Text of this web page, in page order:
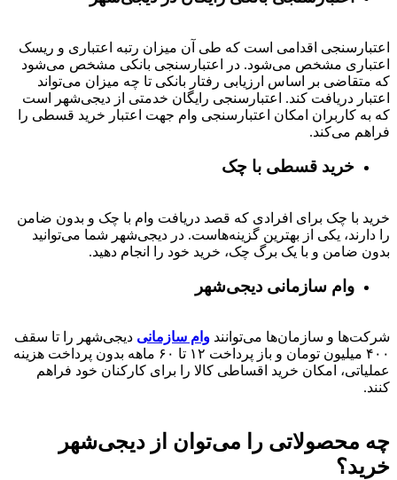
اعتبارسنجی اقدامی است که طی آن میزان رتبه اعتباری و ریسک
اعتباری مشخص می‌شود. در اعتبارسنجی بانکی مشخص می‌شود
که متقاضی بر اساس ارزیابی رفتار بانکی تا چه میزان می‌تواند
اعتبار دریافت کند. اعتبارسنجی رایگان خدمتی از دیجی‌شهر است
که به کاربران امکان اعتبارسنجی وام جهت اعتبار خرید قسطی را
فراهم می‌کند.
خرید قسطی با چک
خرید با چک برای افرادی که قصد دریافت وام با چک و بدون ضامن
را دارند، یکی از بهترین گزینه‌هاست. در دیجی‌شهر شما می‌توانید
بدون ضامن و با یک برگ چک، خرید خود را انجام دهید.
وام سازمانی دیجی‌شهر
شرکت‌ها و سازمان‌ها می‌توانند وام سازمانی دیجی‌شهر را تا سقف
۴۰۰ میلیون تومان و باز پرداخت ۱۲ تا ۶۰
ماهه بدون پرداخت هزینه
عملیاتی، امکان خرید اقساطی کالا را برای کارکنان خود فراهم
کنند.
چه محصولاتی را می‌توان از دیجی‌شهر
خرید؟